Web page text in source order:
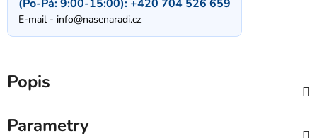
(Po-Pá: 9:00-15:00):+420 704 526 659
E-mail - info@nasenaradi.cz
Popis
Parametry